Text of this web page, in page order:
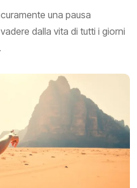
una pausa
dalla vita di tutti i giorni